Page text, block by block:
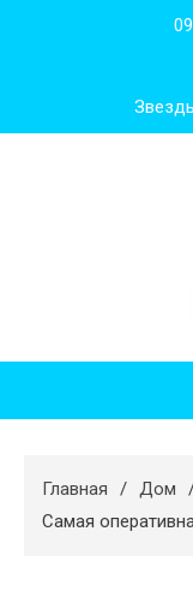
Худеем
Главная Дом
Самая